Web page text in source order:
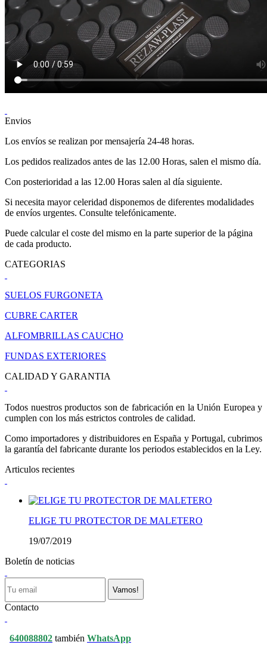
Envios
Los envíos se realizan por mensajería 24-48 horas.
Los pedidos realizados antes de las 12.00 Horas, salen el mismo día.
Con posterioridad a las 12.00 Horas salen al día siguiente.
Si necesita mayor celeridad disponemos de diferentes modalidades
de envíos urgentes. Consulte telefónicamente.
Puede calcular el coste del mismo en la parte superior de la página
de cada producto.
CATEGORIAS
SUELOS FURGONETA
CUBRE CARTER
ALFOMBRILLAS CAUCHO
FUNDAS EXTERIORES
CALIDAD Y GARANTIA
Todos nuestros productos son de fabricación en la Unión Europea y
cumplen con los más estrictos controles de calidad.
Como importadores y distribuidores en España y Portugal, cubrimos
la garantía del fabricante durante los periodos establecidos en la Ley.
Articulos recientes
ELIGE TU PROTECTOR DE MALETERO
19/07/2019
Boletín de noticias
Vamos!
Contacto
640088802 también WhatsApp